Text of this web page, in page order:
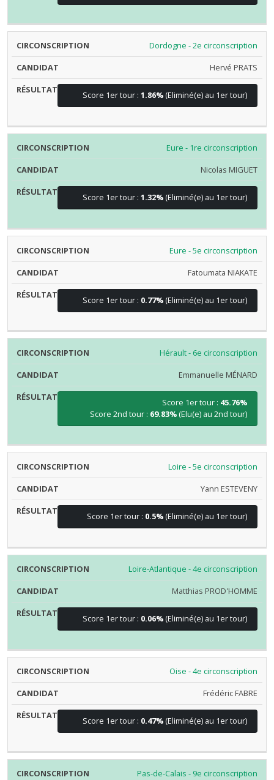
Dordogne - 2e circonscription
Hervé PRATS
Score 1er tour :1.86% (Eliminé(e) au 1er tour)
Eure - 1re circonscription
Nicolas MIGUET
Score 1er tour :1.32% (Eliminé(e) au 1er tour)
Eure - 5e circonscription
Fatoumata NIAKATE
Score 1er tour : 0.77% (Eliminé(e) au 1er tour)
Hérault - 6e circonscription
Emmanuelle MÉNARD
Score 1er tour : 45.76%
Score 2nd tour : 69.83% (Elu(e) au 2nd tour)
Loire - 5e circonscription
Yann ESTEVENY
Score 1er tour : 0.5% (Eliminé(e) au 1er tour)
Loire-Atlantique - 4e circonscription
Matthias PROD'HOMME
Score 1er tour : 0.06% (Eliminé(e) au 1er tour)
Oise - 4e circonscription
Frédéric FABRE
Score 1er tour : 0.47% (Eliminé(e) au 1er tour)
Pas-de-Calais - 9e circonscription